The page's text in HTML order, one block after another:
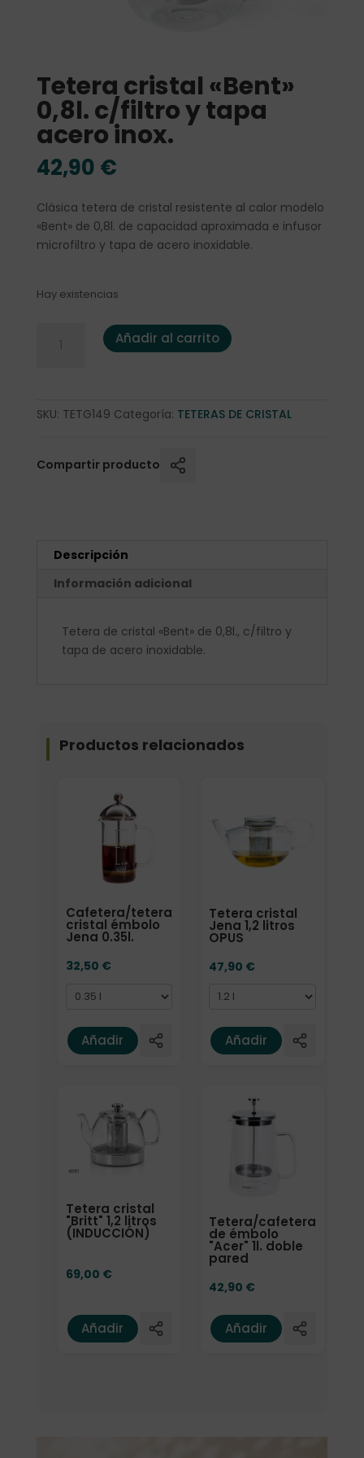
Tetera cristal «Bent»
0,8l. c/filtro y tapa
acero inox.
42,90 €
Clásica tetera de cristal resistente al calor modelo
«Bent» de 0,8l. de capacidad aproximada e infusor
microfiltro y tapa de acero inoxidable.
Hay existencias
Tetera cristal "Bent" 0,8l. c/filtro y tapa acero inox.
Añadir al carrito
SKU: TETG149 Categoría: TETERAS DE CRISTAL
Compartir producto
Descripción
Información adicional
Tetera de cristal «Bent» de 0,8l., c/filtro y
tapa de acero inoxidable.
Productos relacionados
Cafetera/tetera
cristal émbolo
Jena 0.35l.
32,50 €
Añadir
Tetera cristal
Jena 1,2 litros
OPUS
47,90 €
Añadir
Tetera cristal
"Britt" 1,2 litros
(INDUCCIÓN)
69,00 €
Añadir
Tetera/cafetera
de émbolo
"Acer" 1l. doble
pared
42,90 €
Añadir